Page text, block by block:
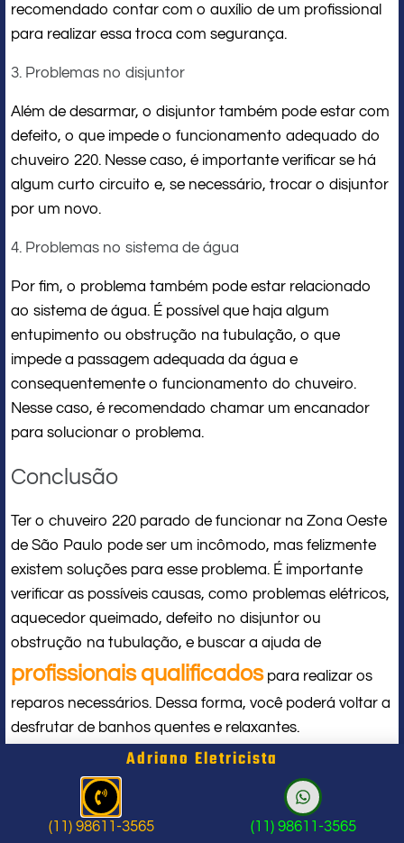
recomendado contar com o auxílio de um profissional
para realizar essa troca com segurança.
3. Problemas no disjuntor
Além de desarmar, o disjuntor também pode estar com
defeito, o que impede o funcionamento adequado do
chuveiro 220. Nesse caso, é importante verificar se há
algum curto circuito e, se necessário, trocar o disjuntor
por um novo.
4. Problemas no sistema de água
Por fim, o problema também pode estar relacionado
ao sistema de água. É possível que haja algum
entupimento ou obstrução na tubulação, o que
impede a passagem adequada da água e
consequentemente o funcionamento do chuveiro.
Nesse caso, é recomendado chamar um encanador
para solucionar o problema.
Conclusão
Ter o chuveiro 220 parado de funcionar na Zona Oeste
de São Paulo pode ser um incômodo, mas felizmente
existem soluções para esse problema. É importante
verificar as possíveis causas, como problemas elétricos,
aquecedor queimado, defeito no disjuntor ou
obstrução na tubulação, e buscar a ajuda de
profissionais qualificadospara realizar os
reparos necessários. Dessa forma, você poderá voltar a
desfrutar de banhos quentes e relaxantes.
Eletricista Perto de Mim
Adriano Eletricista
(11) 98611-3565 (11) 98611-3565